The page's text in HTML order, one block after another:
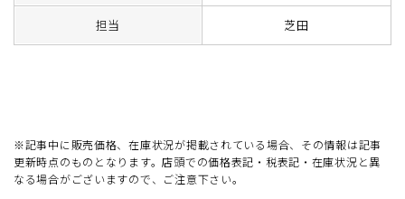
担当 芝田
※記事中に販売価格、在庫状況が掲載されている場合、その情報は記事
更新時点のものとなります。店頭での価格表記・税表記・在庫状況と異
なる場合がございますので、ご注意下さい。